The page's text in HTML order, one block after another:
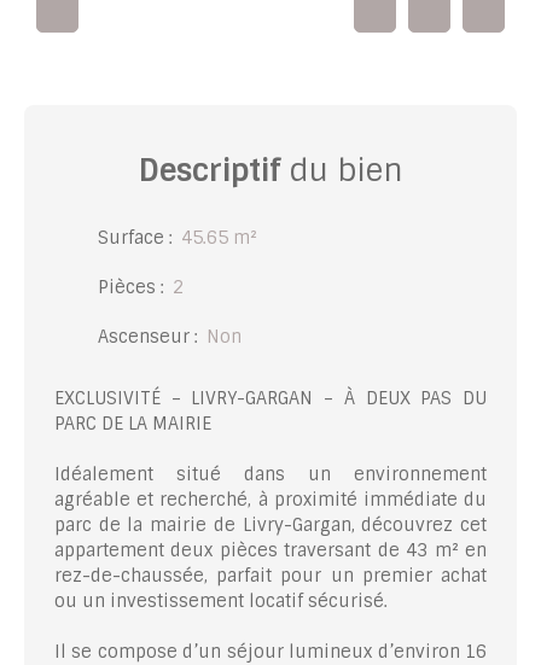
Descriptifdu bien
Surface : 45.65 m²
Pièces : 2
Ascenseur : Non
EXCLUSIVITÉ – LIVRY-GARGAN – À DEUX PAS DU
PARC DE LA MAIRIE
Idéalement situé dans un environnement
agréable et recherché, à proximité immédiate du
parc de la mairie de Livry-Gargan, découvrez cet
appartement deux pièces traversant de 43 m² en
rez-de-chaussée, parfait pour un premier achat
ou un investissement locatif sécurisé.
Il se compose d’un séjour lumineux d’environ 16